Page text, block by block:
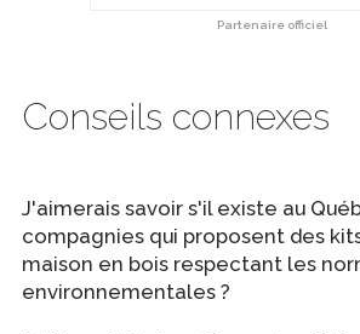
Partenaire officiel
Conseils connexes
J'aimerais savoir s'il existe au
compagnies qui proposent des
maison en bois respectant les
environnementales ?